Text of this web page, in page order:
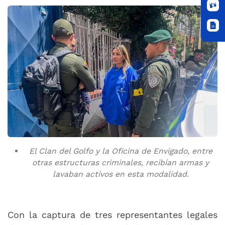
El Clan del Golfo y la Oficina de Envigado, entre
otras estructuras criminales, recibían armas y
lavaban activos en esta modalidad.
Con la captura de tres representantes legales